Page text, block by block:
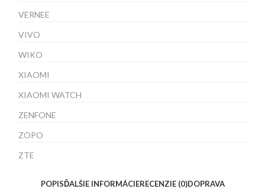
VERNEE
VIVO
WIKO
XIAOMI
XIAOMI WATCH
ZENFONE
ZOPO
ZTE
POPISĎALŠIE INFORMÁCIERECENZIE (0)DOPRAVA